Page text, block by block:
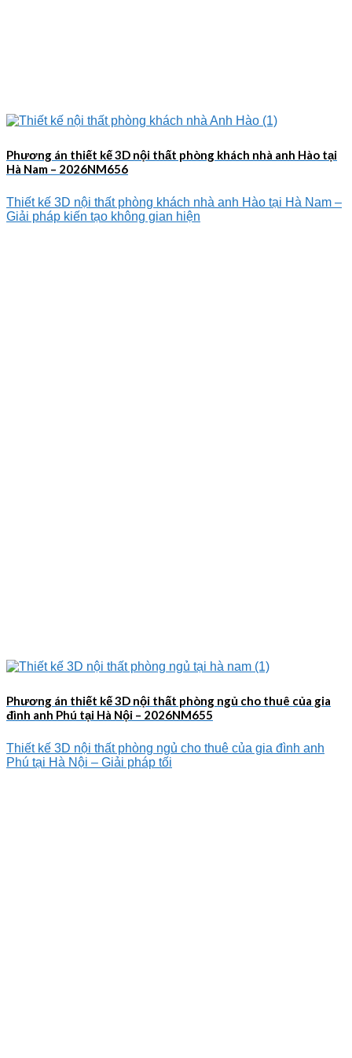
Phương án thiết kế 3D nội thất phòng khách nhà anh Hào tại
Hà Nam – 2026NM656
Thiết kế 3D nội thất phòng khách nhà anh Hào tại Hà Nam –
Giải pháp kiến tạo không gian hiện
Phương án thiết kế 3D nội thất phòng ngủ cho thuê của gia
đình anh Phú tại Hà Nội – 2026NM655
Thiết kế 3D nội thất phòng ngủ cho thuê của gia đình anh
Phú tại Hà Nội – Giải pháp tối